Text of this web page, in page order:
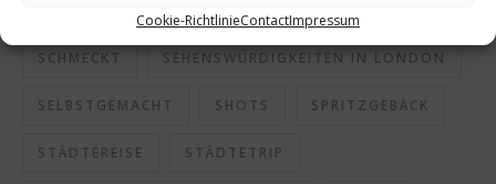
Cookie-RichtlinieContactImpressum
SCHLECHTE MUTTER
SCHMECKT SEHENSWÜRDIGKEITEN IN LONDON
SELBSTGEMACHT SHOTS SPRITZGEBÄCK
STÄDTEREISE STÄDTETRIP